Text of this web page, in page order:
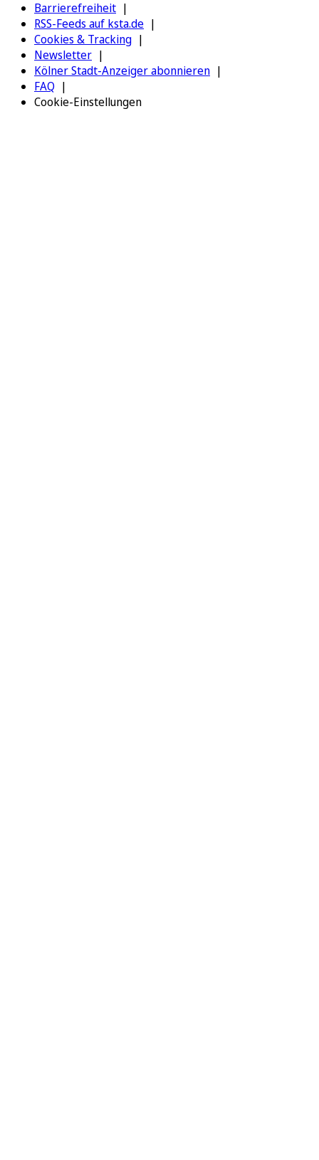
Barrierefreiheit
RSS-Feeds auf ksta.de
Cookies & Tracking
Newsletter
Kölner Stadt-Anzeiger abonnieren
FAQ
Cookie-Einstellungen